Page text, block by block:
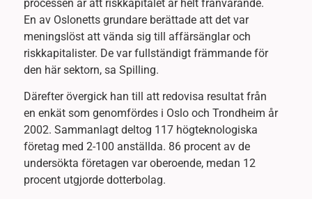
processen är att riskkapitalet är helt frånvarande.
En av Oslonetts grundare berättade att det var
meningslöst att vända sig till affärsänglar och
riskkapitalister. De var fullständigt främmande för
den här sektorn, sa Spilling.
Därefter övergick han till att redovisa resultat från
en enkät som genomfördes i Oslo och Trondheim år
2002. Sammanlagt deltog 117 högteknologiska
företag med 2-100 anställda. 86 procent av de
undersökta företagen var oberoende, medan 12
procent utgjorde dotterbolag.